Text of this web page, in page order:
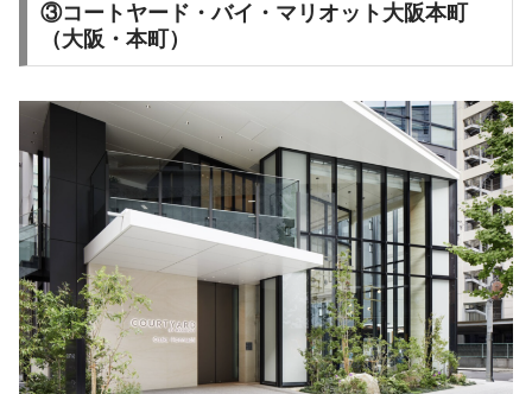
③コートヤード・バイ・マリオット大阪本町
（大阪・本町）